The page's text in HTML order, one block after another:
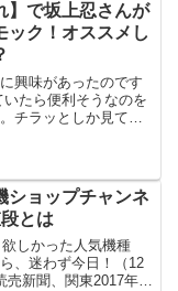
】で坂上忍さんが
ック！オススメし
興味があったのです
たら便利そうなのを
チラッとしか見てな
が黒...
ショップチャンネ
とは
しかった人気機種
、迷わず今日！（12
売新聞、関東2017年